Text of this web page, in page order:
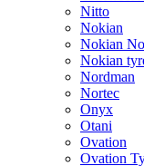
Nitto
Nokian
Nokian
Nokian
Nordman
Nortec
Onyx
Otani
Ovation
Ovation